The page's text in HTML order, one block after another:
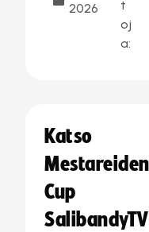
2026
t
oj
a:
Katso
Mestareiden
Cup
SalibandyTV